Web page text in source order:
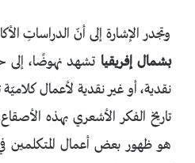
وتجدر الإشارة إلى أنّ الدراساتِ
بشمال إفريقيا تشهد نهوضًا،
نقدية، أو غير نقدية لأعمال
تاريخ الفكر الأشعري بهذه
هو ظهور بعض أعمال المتكلمين في